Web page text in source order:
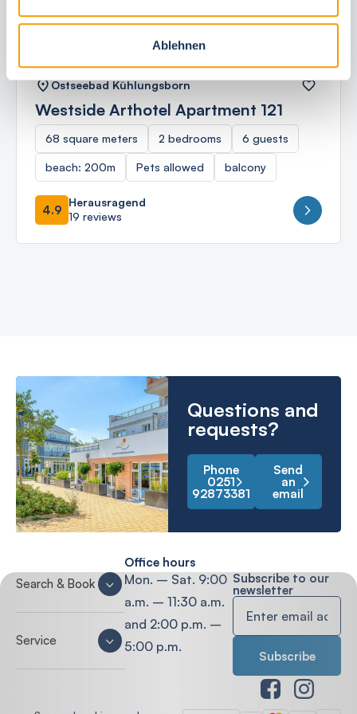
Ablehnen
Ostseebad Kühlungsborn
Westside Arthotel Apartment 121
68 square meters 2 bedrooms 6 guests
beach: 200m Pets allowed balcony
4.9
Herausragend
19 reviews
Questions and
requests?
Phone
0251
92873381
Send
an
email
Search & Book
Service
Office hours
Mon. – Sat. 9:00
a.m. – 11:30 a.m.
and 2:00 p.m. –
5:00 p.m.
Subscribe to our
newsletter